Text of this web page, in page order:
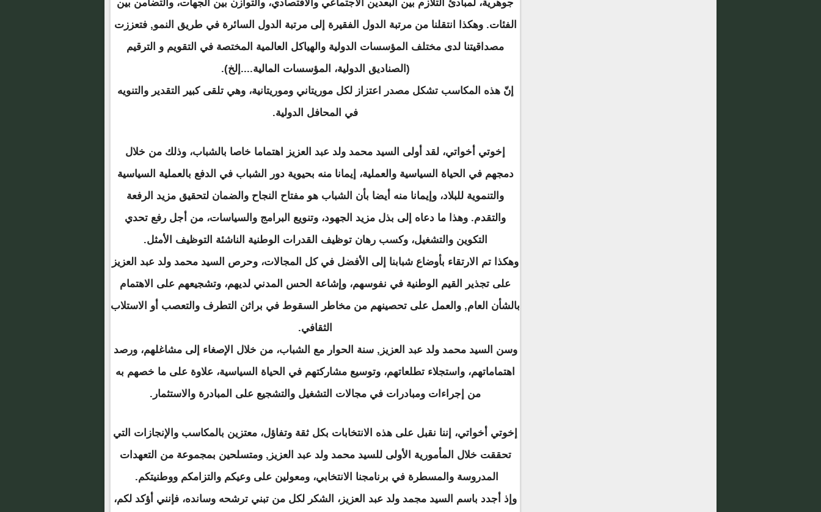
جوهرية، لمبادئ التلازم بين البعدين الاجتماعي والاقتصادي، والتوازن بين الجهات، والتضامن بين
الفئات. وهكذا انتقلنا من مرتبة الدول الفقيرة إلى مرتبة الدول السائرة في طريق النمو, فتعززت
مصداقيتنا لدى مختلف المؤسسات الدولية والهياكل العالمية المختصة في التقويم و الترقيم
(الصناديق الدولية، المؤسسات المالية....إلخ).
إنّ هذه المكاسب تشكل مصدر اعتزاز لكل موريتاني وموريتانية، وهي تلقى كبير التقدير والتنويه
في المحافل الدولية.
إخوتي أخواتي، لقد أولى السيد محمد ولد عبد العزيز اهتماما خاصا بالشباب، وذلك من خلال
دمجهم في الحياة السياسية والعملية، إيمانا منه بحيوية دور الشباب في الدفع بالعملية السياسية
والتنموية للبلاد، وإيمانا منه أيضا بأن الشباب هو مفتاح النجاح والضمان لتحقيق مزيد الرفعة
والتقدم. وهذا ما دعاه إلى بذل مزيد الجهود، وتنويع البرامج والسياسات، من أجل رفع تحدي
التكوين والتشغيل، وكسب رهان توظيف القدرات الوطنية الناشئة التوظيف الأمثل.
وهكذا تم الارتقاء بأوضاع شبابنا إلى الأفضل في كل المجالات، وحرص السيد محمد ولد عبد العزيز
على تجذير القيم الوطنية في نفوسهم، وإشاعة الحس المدني لديهم، وتشجيعهم على الاهتمام
بالشأن العام, والعمل على تحصينهم من مخاطر السقوط في براثن التطرف والتعصب أو الاستلاب
الثقافي.
وسن السيد محمد ولد عبد العزيز, سنة الحوار مع الشباب، من خلال الإصغاء إلى مشاغلهم، ورصد
اهتماماتهم، واستجلاء تطلعاتهم، وتوسيع مشاركتهم في الحياة السياسية، علاوة على ما خصهم به
من إجراءات ومبادرات في مجالات التشغيل والتشجيع على المبادرة والاستثمار.
إخوتي أخواتي، إننا نقبل على هذه الانتخابات بكل ثقة وتفاؤل، معتزين بالمكاسب والإنجازات التي
تحققت خلال المأمورية الأولى للسيد محمد ولد عبد العزيز, ومتسلحين بمجموعة من التعهدات
المدروسة والمسطرة في برنامجنا الانتخابي، ومعولين على وعيكم والتزامكم ووطنيتكم.
وإذ أجدد باسم السيد مجمد ولد عبد العزيز، الشكر لكل من تبني ترشحه وسانده، فإنني أؤكد لكم،